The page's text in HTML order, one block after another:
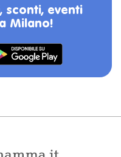
sconti, eventi
Milano!